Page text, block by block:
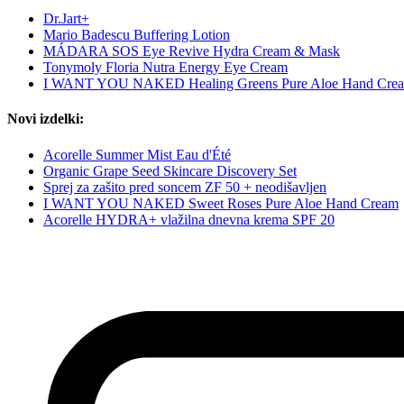
Dr.Jart+
Mario Badescu Buffering Lotion
MÁDARA SOS Eye Revive Hydra Cream & Mask
Tonymoly Floria Nutra Energy Eye Cream
I WANT YOU NAKED Healing Greens Pure Aloe Hand
Novi izdelki:
Acorelle Summer Mist Eau d'Été
Organic Grape Seed Skincare Discovery Set
Sprej za zašito pred soncem ZF 50 + neodišavljen
I WANT YOU NAKED Sweet Roses Pure Aloe Hand Cream
Acorelle HYDRA+ vlažilna dnevna krema SPF 20